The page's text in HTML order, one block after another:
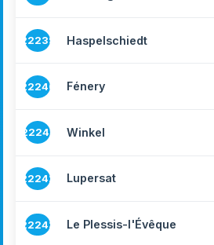
22239 Haspelschiedt
22240 Fénery
22241 Winkel
22242 Lupersat
22243 Le Plessis-l'Évêque